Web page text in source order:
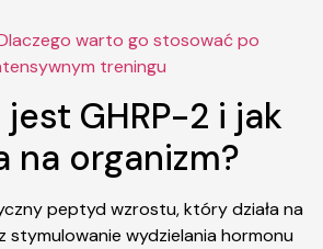
warto go stosować po
treningu
GHRP-2 i jak
na organizm?
peptyd wzrostu, który działa na
stymulowanie wydzielania hormonu